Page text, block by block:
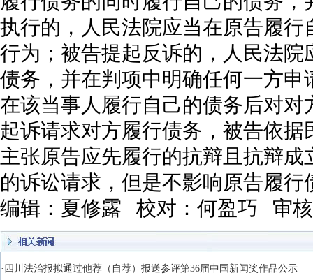
执行的，人民法院应当在原告履
行为；被告提起反诉的，人民法
债务，并在判项中明确任何一方
在该当事人履行自己的债务后对
起诉请求对方履行债务，被告依
主张原告应先履行的抗辩且抗辩
的诉讼请求，但是不影响原告履
编辑：夏修露 校对：何盈巧 审
·四川法治报拟通过他荐（自荐）报送参评第36届中国新闻奖作品公示